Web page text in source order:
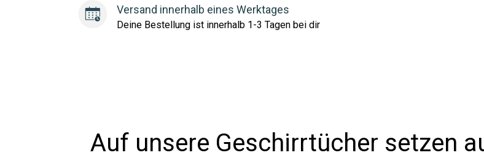
Versand innerhalb eines Werktages
Deine Bestellung ist innerhalb 1-3 Tagen bei dir
Auf unsere Geschirrtücher setzen